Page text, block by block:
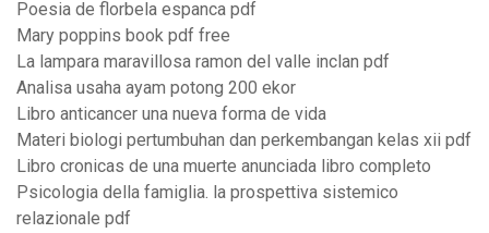
Poesia de florbela espanca pdf
Mary poppins book pdf free
La lampara maravillosa ramon del valle inclan pdf
Analisa usaha ayam potong 200 ekor
Libro anticancer una nueva forma de vida
Materi biologi pertumbuhan dan perkembangan kelas xii pdf
Libro cronicas de una muerte anunciada libro completo
Psicologia della famiglia. la prospettiva sistemico
relazionale pdf